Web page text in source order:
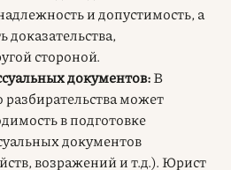
и допустимость, а
доказательства,
стороной.
документов:В
разбирательства может
в подготовке
документов
возражений и т.д.). Юрист